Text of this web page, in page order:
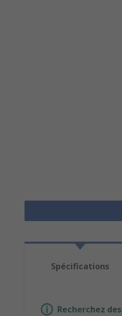
Spécifications
Recherchez